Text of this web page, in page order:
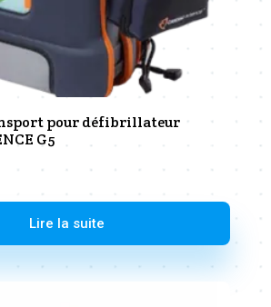
pour défibrillateur
G5
Lire la suite